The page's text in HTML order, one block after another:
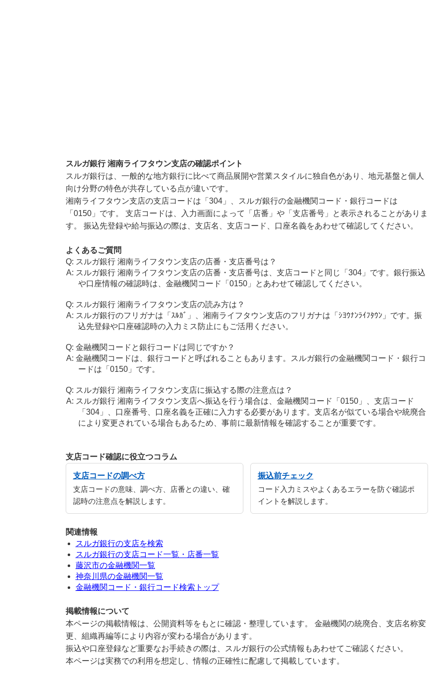
スルガ銀行 湘南ライフタウン支店の確認ポイント
スルガ銀行は、一般的な地方銀行に比べて商品展開や営業スタイルに独自色があり、地元基盤と個人
向け分野の特色が共存している点が違いです。
湘南ライフタウン支店の支店コードは「304」、スルガ銀行の金融機関コード・銀行コードは
「0150」です。 支店コードは、入力画面によって「店番」や「支店番号」と表示されることがありま
す。 振込先登録や給与振込の際は、支店名、支店コード、口座名義をあわせて確認してください。
よくあるご質問
スルガ銀行 湘南ライフタウン支店の店番・支店番号は？
スルガ銀行 湘南ライフタウン支店の店番・支店番号は、支店コードと同じ「304」です。銀行振込
や口座情報の確認時は、金融機関コード「0150」とあわせて確認してください。
スルガ銀行 湘南ライフタウン支店の読み方は？
スルガ銀行のフリガナは「ｽﾙｶﾞ」、湘南ライフタウン支店のフリガナは「ｼﾖｳﾅﾝﾗｲﾌﾀｳﾝ」です。振
込先登録や口座確認時の入力ミス防止にもご活用ください。
金融機関コードと銀行コードは同じですか？
金融機関コードは、銀行コードと呼ばれることもあります。スルガ銀行の金融機関コード・銀行コ
ードは「0150」です。
スルガ銀行 湘南ライフタウン支店に振込する際の注意点は？
スルガ銀行 湘南ライフタウン支店へ振込を行う場合は、金融機関コード「0150」、支店コード
「304」、口座番号、口座名義を正確に入力する必要があります。支店名が似ている場合や統廃合
により変更されている場合もあるため、事前に最新情報を確認することが重要です。
支店コード確認に役立つコラム
支店コードの調べ方
支店コードの意味、調べ方、店番との違い、確
認時の注意点を解説します。
振込前チェック
コード入力ミスやよくあるエラーを防ぐ確認ポ
イントを解説します。
関連情報
スルガ銀行の支店を検索
スルガ銀行の支店コード一覧・店番一覧
藤沢市の金融機関一覧
神奈川県の金融機関一覧
金融機関コード・銀行コード検索トップ
掲載情報について
本ページの掲載情報は、公開資料等をもとに確認・整理しています。 金融機関の統廃合、支店名称変
更、組織再編等により内容が変わる場合があります。
振込や口座登録など重要なお手続きの際は、スルガ銀行の公式情報もあわせてご確認ください。
本ページは実務での利用を想定し、情報の正確性に配慮して掲載しています。